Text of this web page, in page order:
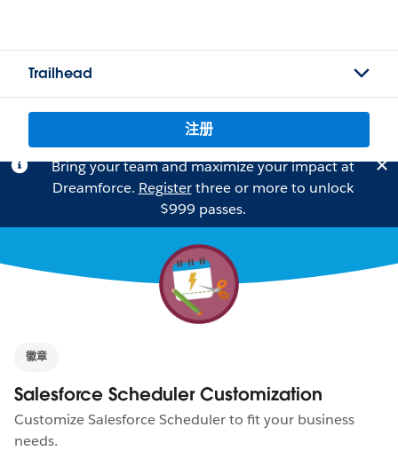
Trailhead
注册
Bring your team and maximize your impact at
Dreamforce. Registerthree or more to unlock
$999 passes.
徽章
Salesforce Scheduler Customization
Customize Salesforce Scheduler to fit your business
needs.